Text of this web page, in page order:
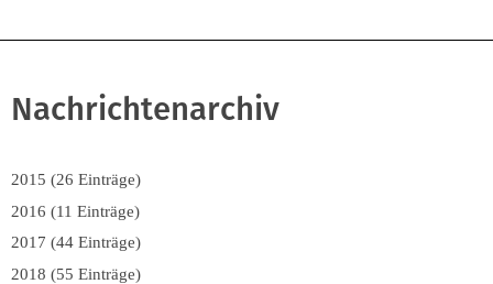
Nachrichtenarchiv
2015 (26 Einträge)
2016 (11 Einträge)
2017 (44 Einträge)
2018 (55 Einträge)